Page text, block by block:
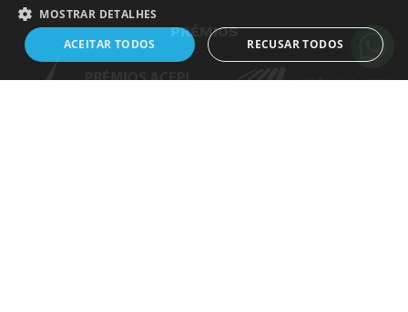
PRÉMIOS
MOSTRAR DETALHES
ACEITAR TODOS
RECUSAR TODOS
tam: 5 m x 1,25 cm
9 horas atrás